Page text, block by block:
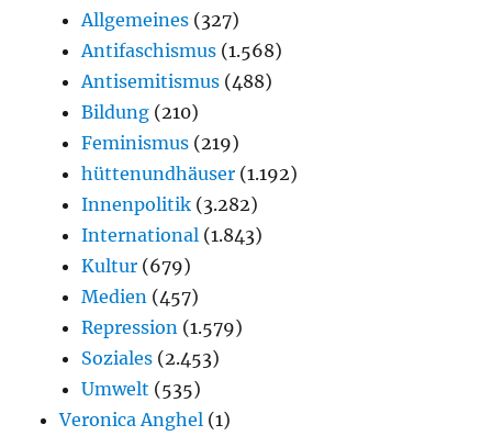
Allgemeines (327)
Antifaschismus (1.568)
Antisemitismus (488)
Bildung (210)
Feminismus (219)
hüttenundhäuser (1.192)
Innenpolitik (3.282)
International (1.843)
Kultur (679)
Medien (457)
Repression (1.579)
Soziales (2.453)
Umwelt (535)
Veronica Anghel (1)